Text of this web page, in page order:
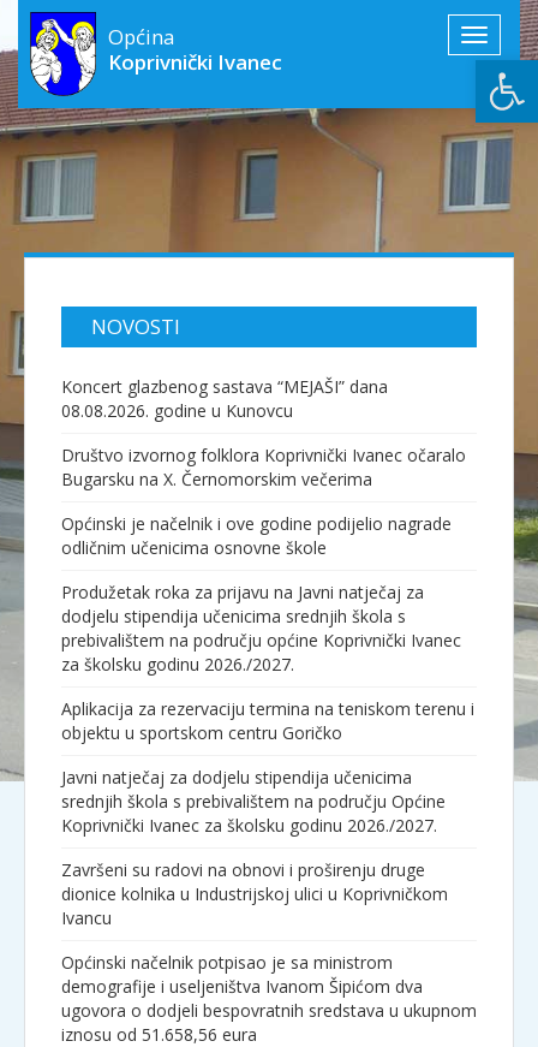
Toggle
Općina
Koprivnički Ivanec
NOVOSTI
Koncert glazbenog sastava “MEJAŠI” dana
08.08.2026. godine u Kunovcu
Društvo izvornog folklora Koprivnički Ivanec očaralo
Bugarsku na X. Černomorskim večerima
Općinski je načelnik i ove godine podijelio nagrade
odličnim učenicima osnovne škole
Produžetak roka za prijavu na Javni natječaj za
dodjelu stipendija učenicima srednjih škola s
prebivalištem na području općine Koprivnički Ivanec
za školsku godinu 2026./2027.
Aplikacija za rezervaciju termina na teniskom terenu i
objektu u sportskom centru Goričko
Javni natječaj za dodjelu stipendija učenicima
srednjih škola s prebivalištem na području Općine
Koprivnički Ivanec za školsku godinu 2026./2027.
Završeni su radovi na obnovi i proširenju druge
dionice kolnika u Industrijskoj ulici u Koprivničkom
Ivancu
Općinski načelnik potpisao je sa ministrom
demografije i useljeništva Ivanom Šipićom dva
ugovora o dodjeli bespovratnih sredstava u ukupnom
iznosu od 51.658,56 eura